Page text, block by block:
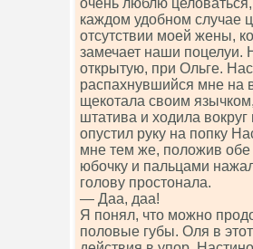
очень люблю
каждом удобном случае
отсутствии моей жены,
замечает наши поцелуи.
открытую, при Ольге.
распахнувшийся мне на
щекотала своим
штатива и ходила
опустил руку на попку
мне тем же, положив
юбочку и пальцами
голову простонала.
— Даа, даа!
Я понял, что можно
половые губы. Оля в